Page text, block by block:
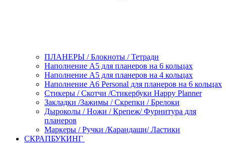
ПЛАНЕРЫ / Блокноты / Тетради
Наполнение А5 для планеров на 6 кольцах
Наполнение А5 для планеров на 4 кольцах
Наполнение А6 Personal для планеров на 6 кольцах
Стикеры / Скотчи /Стикербуки Happy Planner
Закладки /Зажимы / Скрепки / Брелоки
Дыроколы / Ножи / Крепеж/ Фурнитура для
планеров
Маркеры / Ручки /Карандаши/ Ластики
СКРАПБУКИНГ